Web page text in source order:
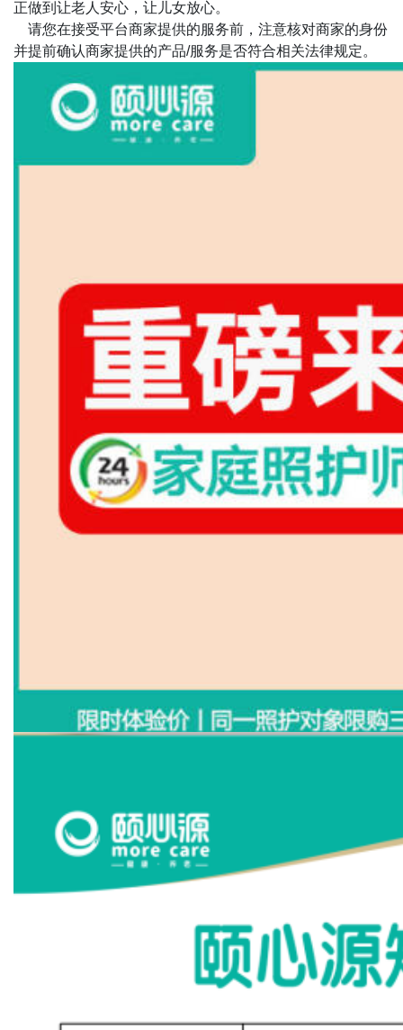
正做到让老人安心，让儿女放心。
请您在接受平台商家提供的服务前，注意核对商家的身份
并提前确认商家提供的产品/服务是否符合相关法律规定。